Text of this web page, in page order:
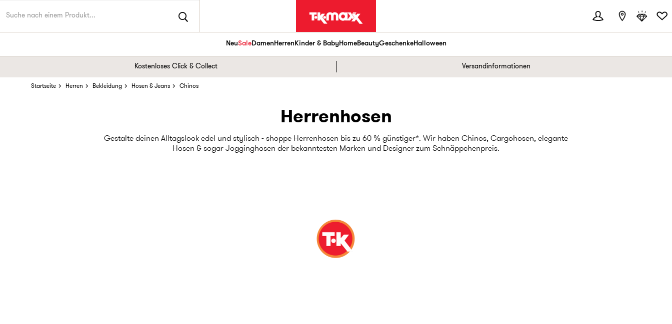
NeuSaleDamenHerrenKinder & BabyHomeBeautyGeschenkeHalloween
Kostenloses Click & Collect Versandinformationen
Startseite Herren Bekleidung Hosen & Jeans Chinos
Herrenhosen
Gestalte deinen Alltagslook edel und stylisch - shoppe Herrenhosen bis zu 60 % günstiger*. Wir haben Chinos, Cargohosen, elegante
Hosen & sogar Jogginghosen der bekanntesten Marken und Designer zum Schnäppchenpreis.